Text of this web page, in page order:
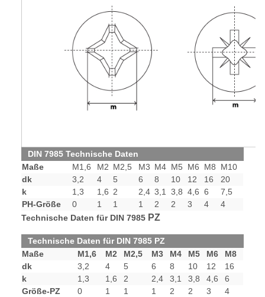
DIN 7985 Technische Daten
Maße
M1,6 M2 M2,5 M3 M4 M5 M6 M8
M10
dk
3,2 4 5 6 8 10 12 16
20
k
1,3 1,6 2 2,4 3,1 3,8 4,6 6
7,5
PH-Größe
0 1 1 1 2 2 3 4
4
Technische Daten für DIN 7985 PZ
Technische Daten für DIN 7985 PZ
Maße
M1,6 M2 M2,5 M3 M4 M5 M6
M8
dk
3,2 4 5 6 8 10 12
16
k
1,3 1,6 2 2,4 3,1 3,8 4,6
6
Größe-PZ
0 1 1 1 2 2 3
4